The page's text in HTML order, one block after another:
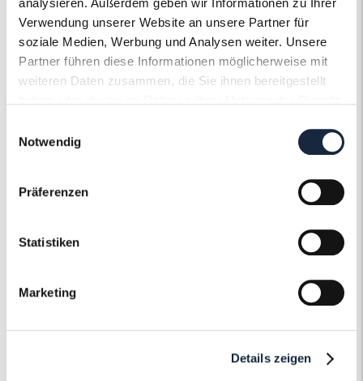
analysieren. Außerdem geben wir Informationen zu Ihrer
Verwendung unserer Website an unsere Partner für
soziale Medien, Werbung und Analysen weiter. Unsere
Partner führen diese Informationen möglicherweise mit
weiteren Daten zusammen, die Sie ihnen bereitgestellt
Notwendig
Präferenzen
Statistiken
Marketing
Details zeigen
Ob Gravur, Politur oder ein neues Armband
– Gerne pflegen und gestalten wir Ihre Uhr
nach Ihren individuellen Wünschen und